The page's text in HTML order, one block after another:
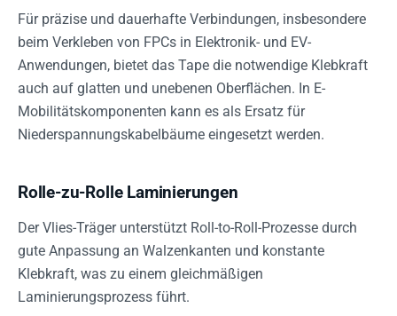
Für präzise und dauerhafte Verbindungen, insbesondere
beim Verkleben von FPCs in Elektronik- und EV-
Anwendungen, bietet das Tape die notwendige Klebkraft
auch auf glatten und unebenen Oberflächen. In E-
Mobilitätskomponenten kann es als Ersatz für
Niederspannungskabelbäume eingesetzt werden.
Rolle-zu-Rolle Laminierungen
Der Vlies-Träger unterstützt Roll-to-Roll-Prozesse durch
gute Anpassung an Walzenkanten und konstante
Klebkraft, was zu einem gleichmäßigen
Laminierungsprozess führt.